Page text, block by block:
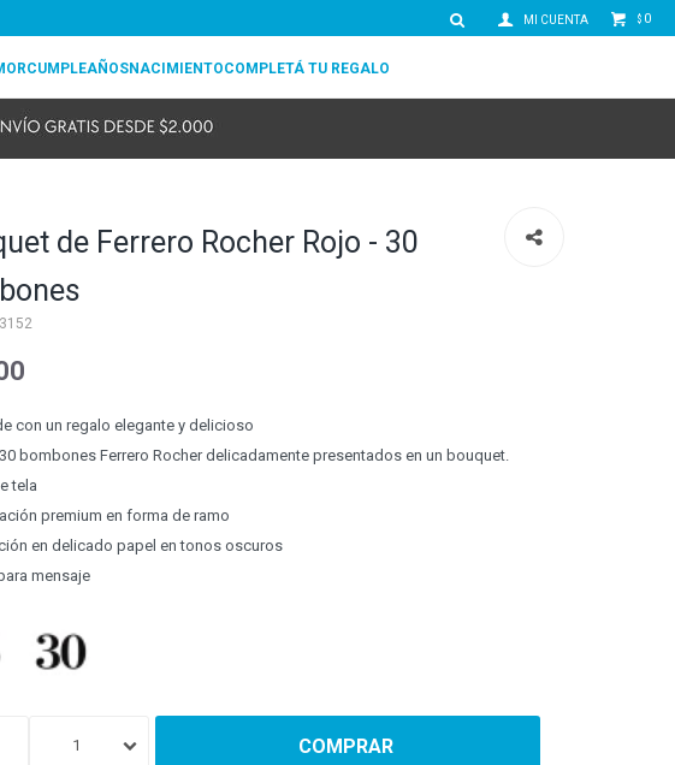
CUMPLEAÑOSNACIMIENTOCOMPLETÁ TU REGALO
$ 0
de Ferrero Rocher Rojo - 30
con un regalo elegante y delicioso
bombones Ferrero Rocher delicadamente presentados en un bouquet.
tela
premium en forma de ramo
en delicado papel en tonos oscuros
mensaje
1 COMPRAR